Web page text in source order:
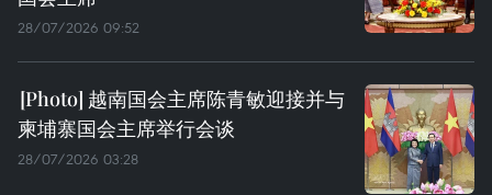
28/07/2026 09:52
越南国会主席陈青敏迎接并与
柬埔寨国会主席举行会谈
28/07/2026 03:28